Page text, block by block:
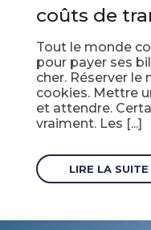
coûts de
Tout le monde
pour payer ses
cher. Réserver le
cookies. Mettre
et attendre.
vraiment. Les [...]
LIRE LA SUITE